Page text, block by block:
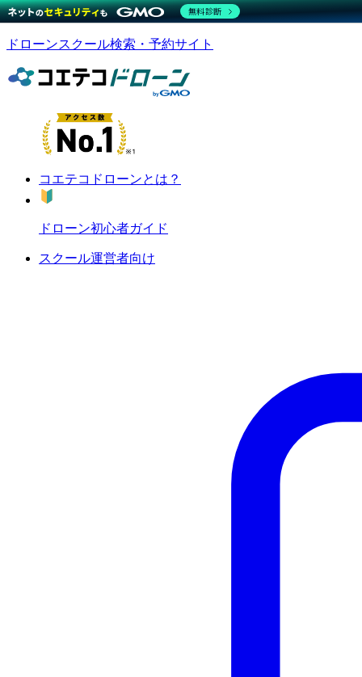
ドローンスクール検索・予約サイト
コエテコドローンとは？
ドローン初心者ガイド
スクール運営者向け
無料診断